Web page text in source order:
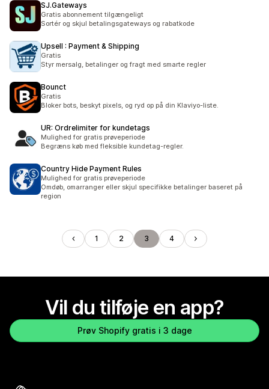
SJ.Gateways
Gratis abonnement tilgængeligt
Sortér og skjul betalingsgateways og rabatkode
Upsell : Payment & Shipping
Gratis
Styr mersalg, betalinger og fragt med smarte regler
Bounct
Gratis
Bloker bots, beskyt pixels, og ryd op på din Klaviyo-liste.
UR: Ordrelimiter for kundetags
Mulighed for gratis prøveperiode
Begræns køb med fleksible kundetag-regler.
Country Hide Payment Rules
Mulighed for gratis prøveperiode
Omdøb, omarranger eller skjul specifikke betalinger baseret på
region
1 2 3 4
Vil du tilføje en app?
Prøv Shopify gratis i 3 dage